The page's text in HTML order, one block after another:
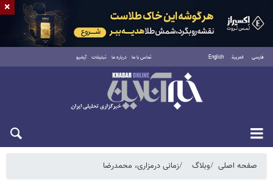
فارسی العربية English تماس با ما درباره ما تبلیغات آرشیو
شنبه ۱۷ مرداد ۱۴۰۵
صفحه اصلی وبلاگ زمانی درمزاری، محمدرضا
×